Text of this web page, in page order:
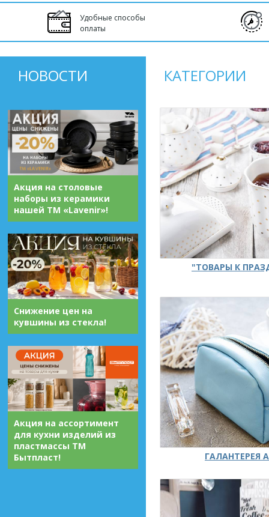
Удобные способы
оплаты
НОВОСТИ
Акция на столовые
наборы из керамики
нашей ТМ «Lavenir»!
Снижение цен на
кувшины из стекла!
Акция на ассортимент
для кухни изделий из
пластмассы ТМ
Бытпласт!
КАТЕГОРИИ
"ТОВАРЫ К
ГАЛАНТЕРЕЯ